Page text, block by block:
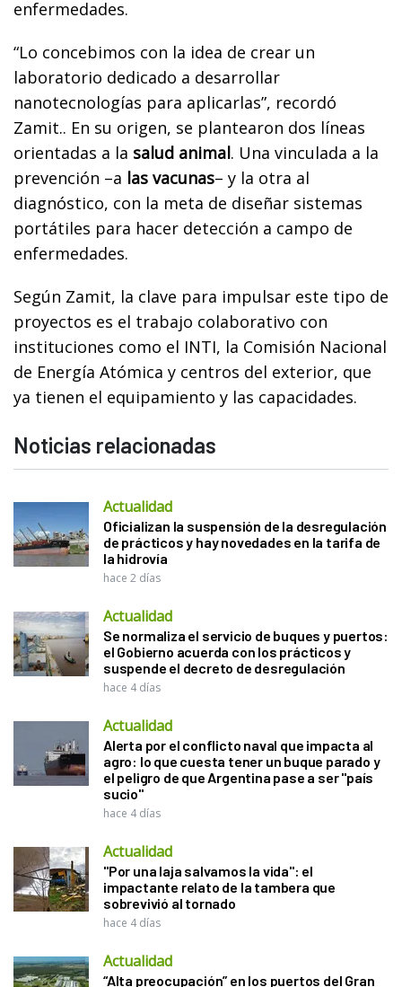
enfermedades.
“Lo concebimos con la idea de crear un
laboratorio dedicado a desarrollar
nanotecnologías para aplicarlas”, recordó
Zamit.. En su origen, se plantearon dos líneas
orientadas a la salud animal. Una vinculada a la
prevención –a las vacunas– y la otra al
diagnóstico, con la meta de diseñar sistemas
portátiles para hacer detección a campo de
enfermedades.
Según Zamit, la clave para impulsar este tipo de
proyectos es el trabajo colaborativo con
instituciones como el INTI, la Comisión Nacional
de Energía Atómica y centros del exterior, que
ya tienen el equipamiento y las capacidades.
Noticias relacionadas
Actualidad
Oficializan la suspensión de la desregulación
de prácticos y hay novedades en la tarifa de
la hidrovía
hace 2 días
Actualidad
Se normaliza el servicio de buques y puertos:
el Gobierno acuerda con los prácticos y
suspende el decreto de desregulación
hace 4 días
Actualidad
Alerta por el conflicto naval que impacta al
agro: lo que cuesta tener un buque parado y
el peligro de que Argentina pase a ser "país
sucio"
hace 4 días
Actualidad
"Por una laja salvamos la vida": el
impactante relato de la tambera que
sobrevivió al tornado
hace 4 días
Actualidad
“Alta preocupación” en los puertos del Gran